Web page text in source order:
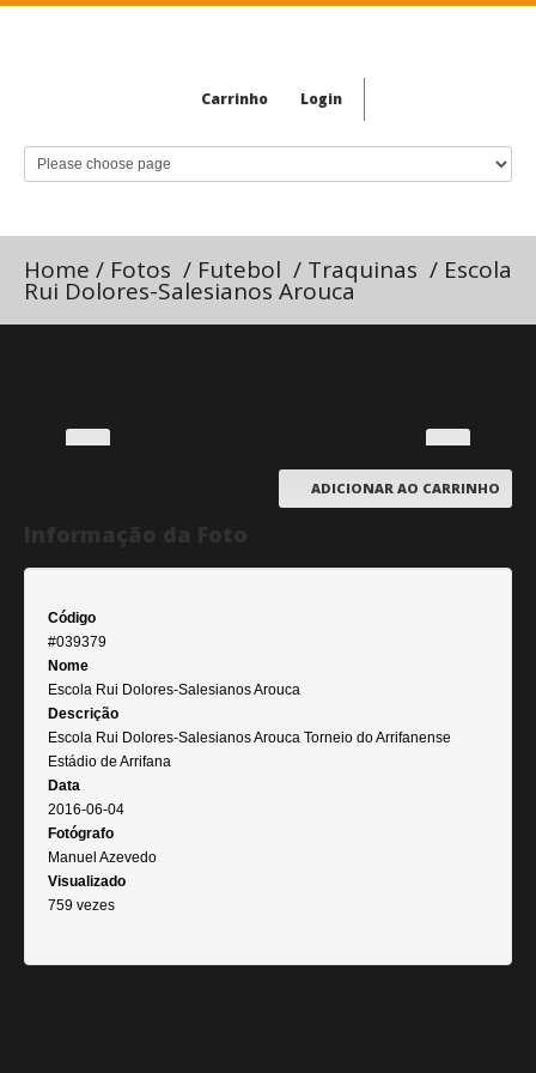
Carrinho Login
Home / Fotos / Futebol / Traquinas / Escola
Rui Dolores-Salesianos Arouca
ADICIONAR AO CARRINHO
Código
#039379
Nome
Escola Rui Dolores-Salesianos Arouca
Descrição
Escola Rui Dolores-Salesianos Arouca Torneio do Arrifanense
Estádio de Arrifana
Data
2016-06-04
Fotógrafo
Manuel Azevedo
Visualizado
759 vezes